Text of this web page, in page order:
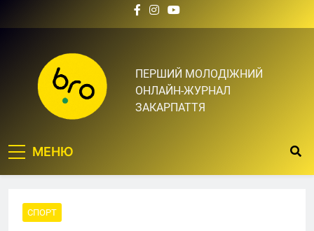
Bro.org.ua | BRO – ЦЕ
ТВІЙ БРО
ПЕРШИЙ МОЛОДІЖНИЙ
ОНЛАЙН-ЖУРНАЛ
ЗАКАРПАТТЯ
МЕНЮ
СПОРТ